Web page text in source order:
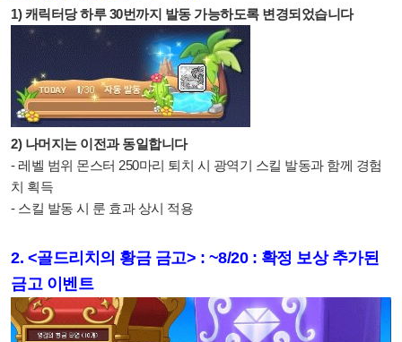
1) 캐릭터당 하루 30번까지 발동 가능하도록 변경되었습니다
2) 나머지는 이전과 동일합니다
- 레벨 범위 몬스터 250마리 퇴치 시 광역기 스킬 발동과 함께 경험
치 획득
- 스킬 발동 시 룬 효과 상시 적용
2. <골드리치의 황금 금고> : ~8/20 : 확정 보상 추가된
금고 이벤트